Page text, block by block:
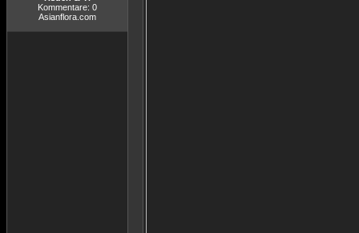
Kommentare: 0
Asianflora.com